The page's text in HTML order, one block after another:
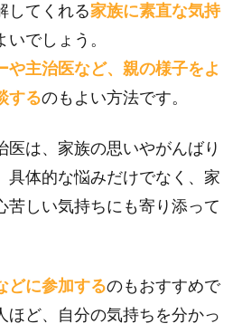
してくれる家族に素直な気持
いでしょう。
や主治医など、親の様子をよ
するのもよい方法です。
医は、家族の思いやがんばり
具体的な悩みだけでなく、家
苦しい気持ちにも寄り添って
どに参加するのもおすすめで
ほど、自分の気持ちを分かっ